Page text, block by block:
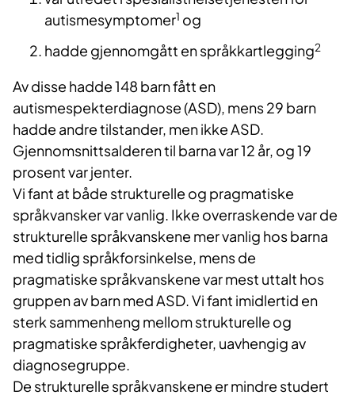
autismesymptomer1 og
hadde gjennomgått en språkkartlegging2
Av disse hadde 148 barn fått en
autismespekterdiagnose (ASD), mens 29 barn
hadde andre tilstander, men ikke ASD.
Gjennomsnittsalderen til barna var 12 år, og 19
prosent var jenter.
Vi fant at både strukturelle og pragmatiske
språkvansker var vanlig. Ikke overraskende var de
strukturelle språkvanskene mer vanlig hos barna
med tidlig språkforsinkelse, mens de
pragmatiske språkvanskene var mest uttalt hos
gruppen av barn med ASD. Vi fant imidlertid en
sterk sammenheng mellom strukturelle og
pragmatiske språkferdigheter, uavhengig av
diagnosegruppe.
De strukturelle språkvanskene er mindre studert